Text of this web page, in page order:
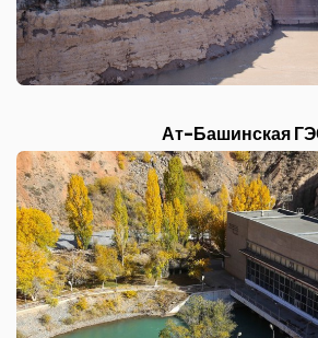
Ат-Башинская